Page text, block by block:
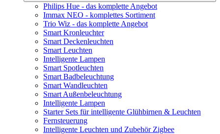
Philips Hue - das komplette Angebot
Immax NEO - komplettes Sortiment
Trio Wiz - das komplette Angebot
Smart Kronleuchter
Smart Deckenleuchten
Smart Leuchten
Intelligente Lampen
Smart Spotleuchten
Smart Badbeleuchtung
Smart Wandleuchten
Smart Außenbeleuchtung
Intelligente Lampen
Starter Sets für intelligente Glühbirnen & Leuchten
Fernsteuerung
Intelligente Leuchten und Zubehör Zigbee